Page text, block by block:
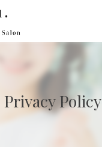
Privacy Policy